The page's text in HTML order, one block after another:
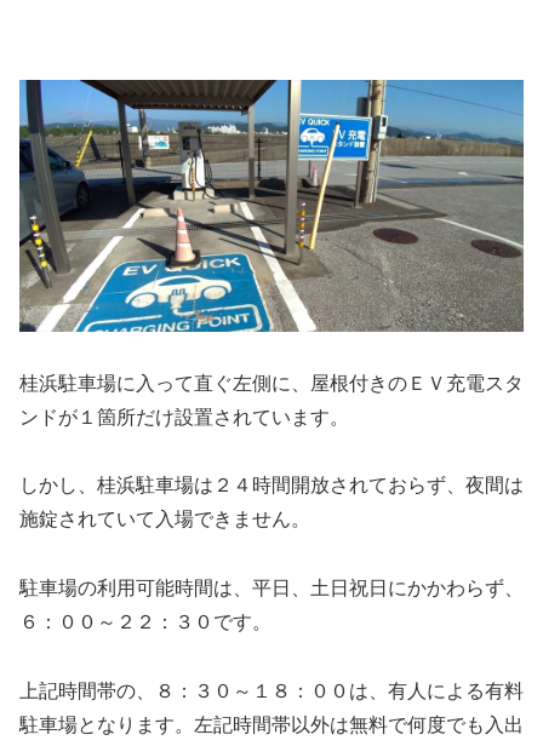
桂浜駐車場に入って直ぐ左側に、屋根付きのＥＶ充電スタ
ンドが１箇所だけ設置されています。
しかし、桂浜駐車場は２４時間開放されておらず、夜間は
施錠されていて入場できません。
駐車場の利用可能時間は、平日、土日祝日にかかわらず、
６：００～２２：３０です。
上記時間帯の、８：３０～１８：００は、有人による有料
駐車場となります。左記時間帯以外は無料で何度でも入出